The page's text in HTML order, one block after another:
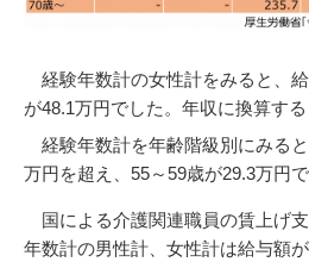
経験年数計の女性計をみると、
が48.1万円でした。年収に換算する
経験年数計を年齢階級別にみる
万円を超え、55～59歳が29.3万円
国による介護関連職員の賃上げ
年数計の男性計、女性計は給与額